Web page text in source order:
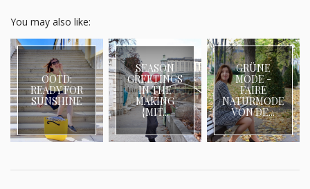
You may also like:
OOTD:
READY FOR
SUNSHINE
SEASON
GREETINGS
IN THE
MAKING
{MIT...
GRÜNE
MODE -
FAIRE
NATURMODE
VON DE...